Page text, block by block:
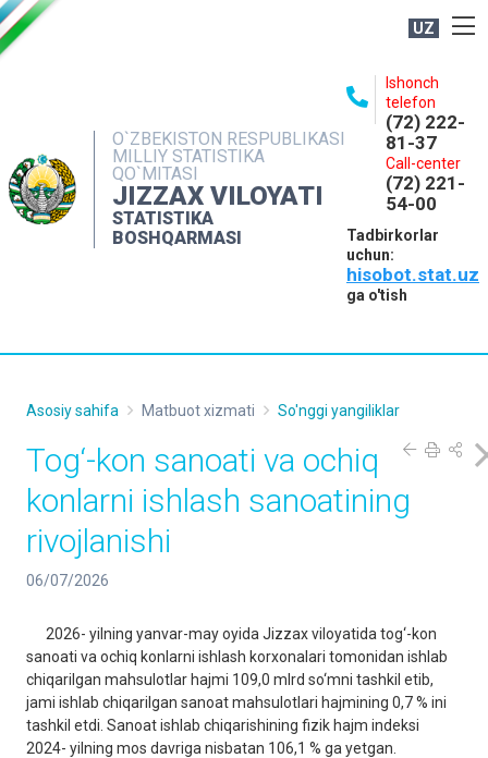
UZ
O`ZBEKISTON RESPUBLIKASI
MILLIY STATISTIKA
QO`MITASI
JIZZAX VILOYATI
STATISTIKA
BOSHQARMASI
Ishonch
telefon
(72) 222-
81-37
Call-center
(72) 221-
54-00
Tadbirkorlar
uchun:
hisobot.stat.uz
ga o'tish
NASHRLAR
INTERAKTIV XIZMATLAR
MATBUOT XIZMATI
Asosiy sahifa Matbuot xizmati So'nggi yangiliklar
Tog‘-kon sanoati va ochiq
konlarni ishlash sanoatining
rivojlanishi
06/07/2026
2026- yilning yanvar-may oyida Jizzax viloyatida tog‘-kon
sanoati va ochiq konlarni ishlash korxonalari tomonidan ishlab
chiqarilgan mahsulotlar hajmi 109,0 mlrd so‘mni tashkil etib,
jami ishlab chiqarilgan sanoat mahsulotlari hajmining 0,7 % ini
tashkil etdi. Sanoat ishlab chiqarishining fizik hajm indeksi
2024- yilning mos davriga nisbatan 106,1 % ga yetgan.